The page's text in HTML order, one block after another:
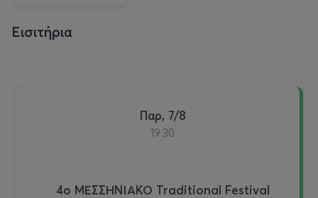
Εισιτήρια
Παρ, 7/8
19:30
4ο ΜΕΣΣΗΝΙΑΚΟ Traditional Festival